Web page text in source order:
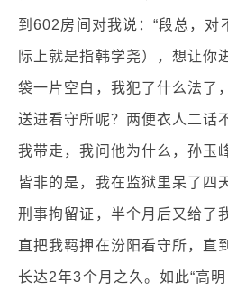
到602房间对我说：“段总，对
际上就是指韩学尧），想让你
袋一片空白，我犯了什么法了
送进看守所呢？两便衣人二话
我带走，我问他为什么，孙玉
皆非的是，我在监狱里呆了四
刑事拘留证，半个月后又给了
直把我羁押在汾阳看守所，直
长达2年3个月之久。如此“高